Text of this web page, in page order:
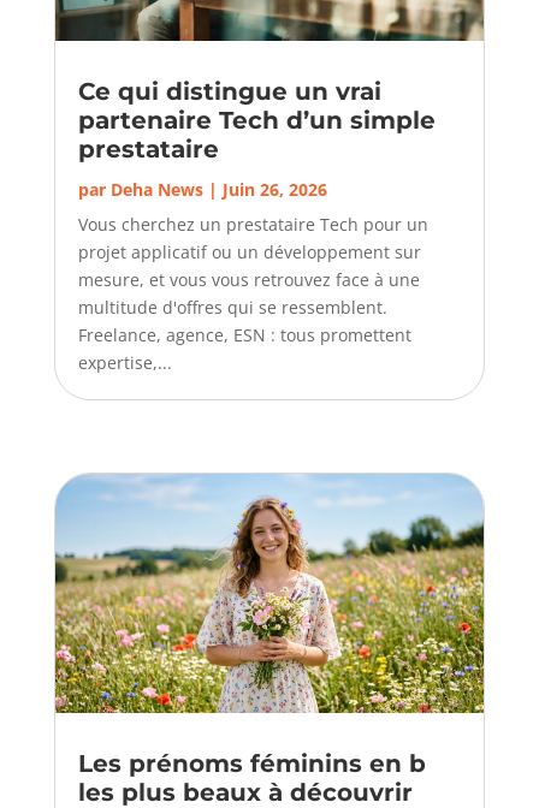
Ce qui distingue un vrai
partenaire Tech d’un simple
prestataire
par Deha News| Juin 26, 2026
Vous cherchez un prestataire Tech pour un
projet applicatif ou un développement sur
mesure, et vous vous retrouvez face à une
multitude d'offres qui se ressemblent.
Freelance, agence, ESN : tous promettent
expertise,...
Les prénoms féminins en b
les plus beaux à découvrir